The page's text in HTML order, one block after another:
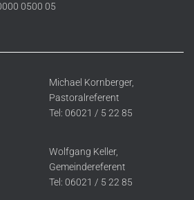
0500 05
Michael Kornberger,
Pastoralreferent
Tel: 06021 / 5 22 85
Wolfgang Keller,
Gemeindereferent
Tel: 06021 / 5 22 85